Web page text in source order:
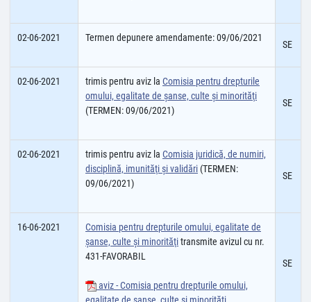
02-06-2021 Termen depunere amendamente: 09/06/2021
SE
02-06-2021 trimis pentru aviz la Comisia pentru drepturile
omului, egalitate de şanse, culte şi minorităţi
(TERMEN: 09/06/2021)
SE
02-06-2021 trimis pentru aviz la Comisia juridică, de numiri,
disciplină, imunităţi şi validări (TERMEN:
09/06/2021)
SE
16-06-2021
Comisia pentru drepturile omului, egalitate de
șanse, culte şi minorităţitransmite avizul cu nr.
431-FAVORABIL
aviz - Comisia pentru drepturile omului,
SE